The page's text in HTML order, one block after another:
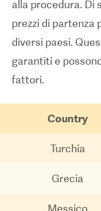
alla procedura. Di
prezzi di partenza
diversi paesi.
garantiti e
fattori.
Country
Turchia
Grecia
Messico